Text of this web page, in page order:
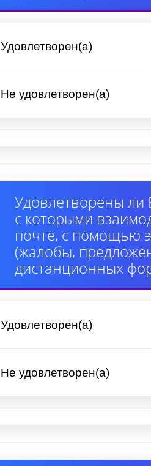
Удовлетворен(а)
Не удовлетворен(а)
Удовлетворены ли
с которыми
почте, с помощью
(жалобы,
дистанционных
Удовлетворен(а)
Не удовлетворен(а)